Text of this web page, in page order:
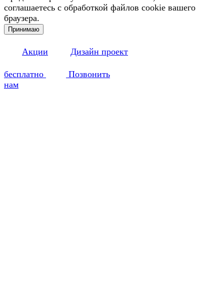
соглашаетесь с обработкой файлов cookie вашего
браузера.
Принимаю
Акции Дизайн проект
бесплатно
Позвонить
нам